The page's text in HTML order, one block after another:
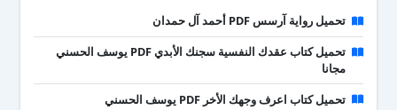
تحميل رواية آرسس PDF أحمد آل حمدان
تحميل كتاب عقدك النفسية سجنك الأبدي PDF يوسف الحسني
مجانا
تحميل كتاب اعرف وجهك الأخر PDF يوسف الحسني